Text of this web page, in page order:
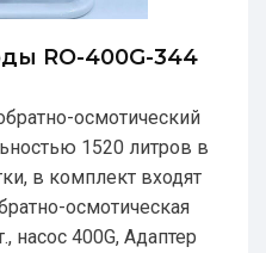
RO-400G-344
осмотический
1520 литров в
в комплект входят
осмотическая
насос 400G, Адаптер